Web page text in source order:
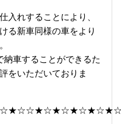
入れすることにより、
る新車同様の車をより
納車することができるた
をいただいておりま